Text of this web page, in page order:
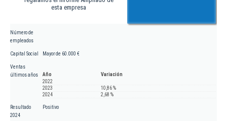
esta empresa
Número de
empleados
Capital Social Mayor de 60.000 €
Ventas
últimos años
Año
Variación
2022
2023
10,86 %
2024
2,68 %
Resultado
2024
Positivo